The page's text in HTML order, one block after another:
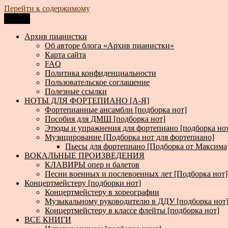
Перейти к содержимому
Архив пианистки
Всё для пианистов: ноты, книги, музыка, статьи…
Архив пианистки
Об авторе блога «Архив пианистки»
Карта сайта
FAQ
Политика конфиденциальности
Пользовательское соглашение
Полезные ссылки
НОТЫ ДЛЯ ФОРТЕПИАНО [А-Я]
Фортепианные ансамбли [подборка нот]
Пособия для ДМШ [подборка нот]
Этюды и упражнения для фортепиано [подборка
Музицирование [Подборка нот для фортепиано]
Пьесы для фортепиано [Подборка от
ВОКАЛЬНЫЕ ПРОИЗВЕДЕНИЯ
КЛАВИРЫ опер и балетов
Песни военных и послевоенных лет [Подборка нот]
Концертмейстеру [подборки нот]
Концертмейстеру в хореографии
Музыкальному руководителю в ДДУ [подборка нот]
Концертмейстеру в классе флейты [подборка нот]
ВСЕ КНИГИ